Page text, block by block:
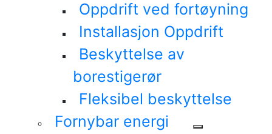
Oppdrift ved fortøyning
Installasjon Oppdrift
Beskyttelse av
borestigerør
Fleksibel beskyttelse
Fornybar energi